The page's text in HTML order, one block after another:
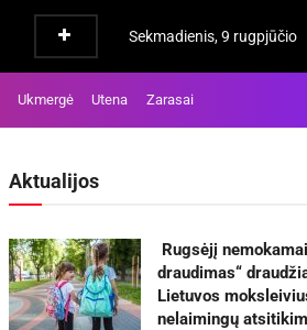
Sekmadienis, 9 rugpjūčio
Ukmergė Utena Zarasai
Aktualijos
Rugsėjį
draudimas“
Lietuvos
nelaimingų